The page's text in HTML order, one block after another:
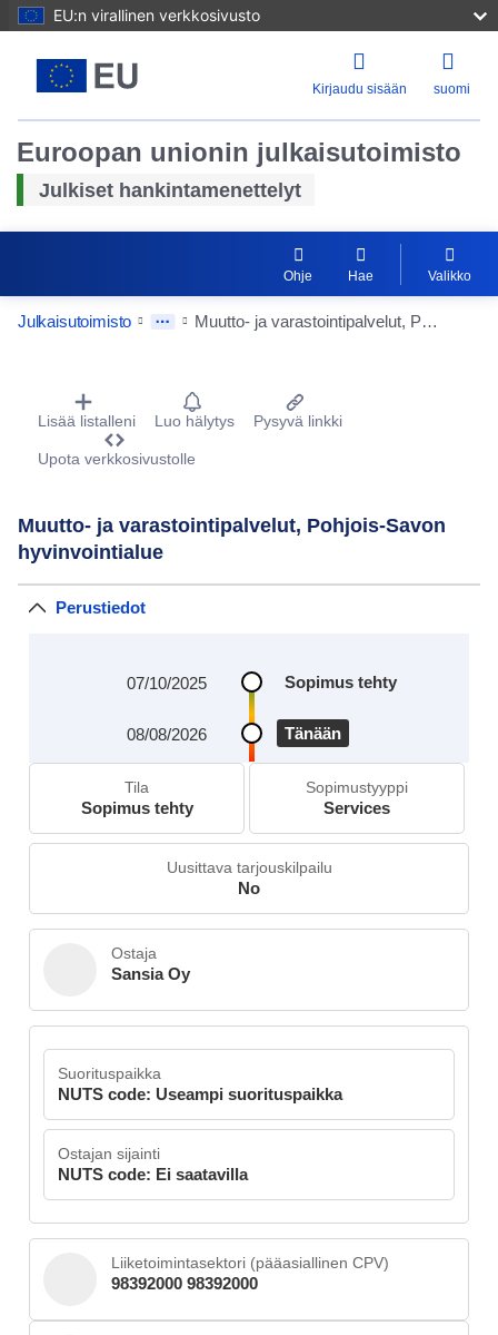
EU:n virallinen verkkosivusto
Kirjaudu sisään suomi
Euroopan unionin julkaisutoimisto
Julkiset hankintamenettelyt
Ohje Hae Valikko
Julkaisutoimisto Muutto- ja varastointipalvelut, Pohjois-Savon hyvinvointialue
Procurement Detail Actions Portlet
Lisää listalleni Luo hälytys Pysyvä linkki
Upota verkkosivustolle
Muutto- ja varastointipalvelut, Pohjois-Savon
hyvinvointialue
Perustiedot
Sopimus tehty
07/10/2025
Tänään
08/08/2026
Tila
Sopimus tehty
Sopimustyyppi
Services
Uusittava tarjouskilpailu
No
Ostaja
Sansia Oy
Suorituspaikka
NUTS code: Useampi suorituspaikka
Ostajan sijainti
NUTS code: Ei saatavilla
Liiketoimintasektori (pääasiallinen CPV)
98392000 98392000